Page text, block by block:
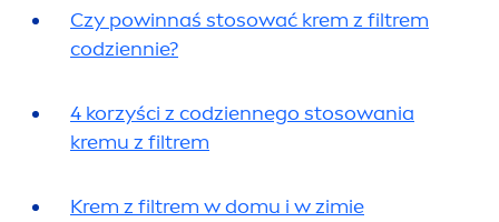
Czy powinnaś stosować krem z filtrem
codziennie?
4 korzyści z codziennego stosowania
kremu z filtrem
Krem z filtrem w domu i w zimie